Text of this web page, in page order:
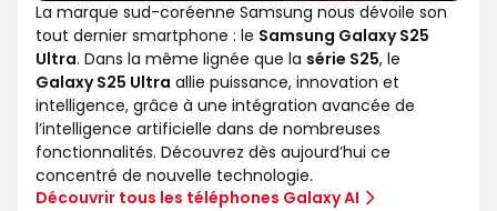
La marque sud-coréenne Samsung nous dévoile son
tout dernier smartphone : le Samsung Galaxy S25
Ultra. Dans la même lignée que la série S25, le
Galaxy S25 Ultra allie puissance, innovation et
intelligence, grâce à une intégration avancée de
l’intelligence artificielle dans de nombreuses
fonctionnalités. Découvrez dès aujourd’hui ce
concentré de nouvelle technologie.
Découvrir tous les téléphones Galaxy AI